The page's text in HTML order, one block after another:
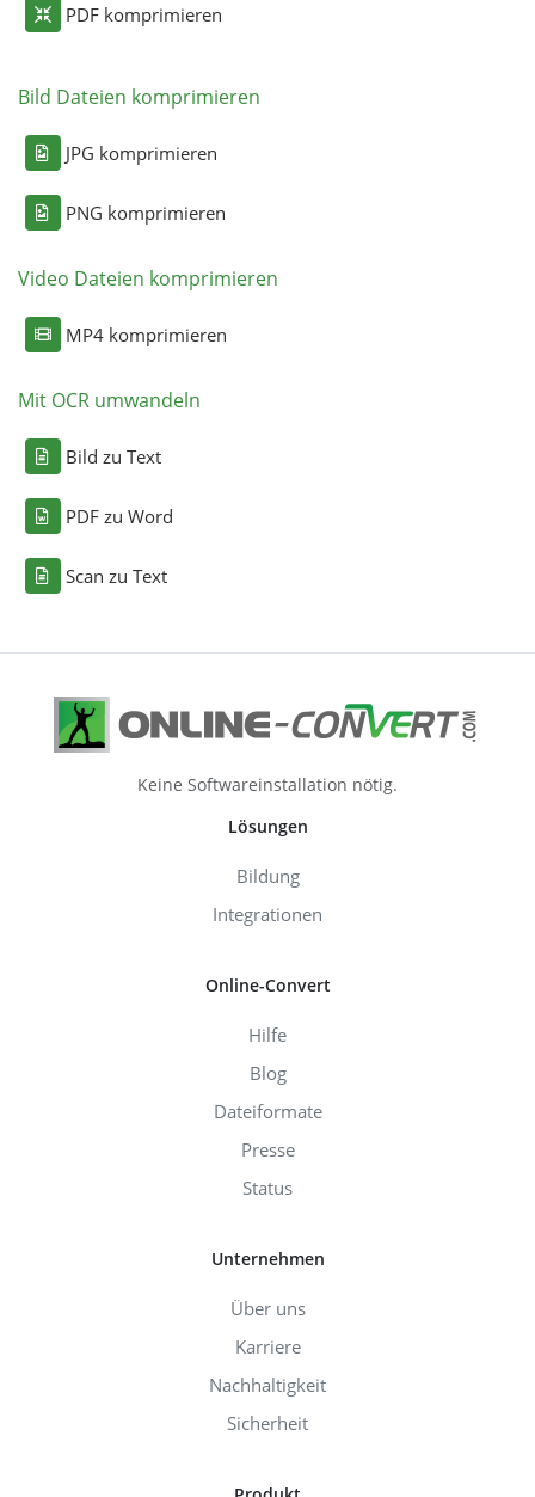
PDF komprimieren
Bild Dateien komprimieren
JPG komprimieren
PNG komprimieren
Video Dateien komprimieren
MP4 komprimieren
Mit OCR umwandeln
Bild zu Text
PDF zu Word
Scan zu Text
Keine Softwareinstallation nötig.
Lösungen
Bildung
Integrationen
Online-Convert
Hilfe
Blog
Dateiformate
Presse
Status
Unternehmen
Über uns
Karriere
Nachhaltigkeit
Sicherheit